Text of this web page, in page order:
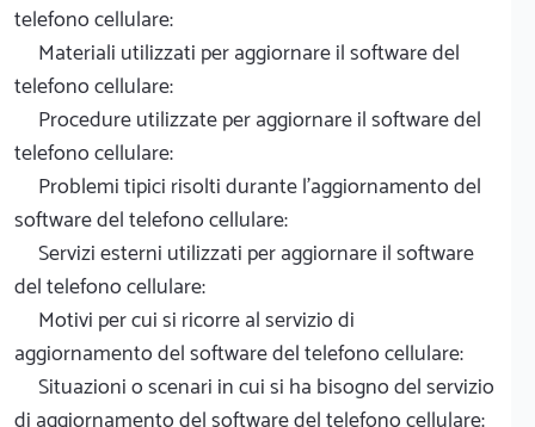
telefono cellulare:
Materiali utilizzati per aggiornare il software del
telefono cellulare:
Procedure utilizzate per aggiornare il software del
telefono cellulare:
Problemi tipici risolti durante l'aggiornamento del
software del telefono cellulare:
Servizi esterni utilizzati per aggiornare il software
del telefono cellulare:
Motivi per cui si ricorre al servizio di
aggiornamento del software del telefono cellulare:
Situazioni o scenari in cui si ha bisogno del servizio